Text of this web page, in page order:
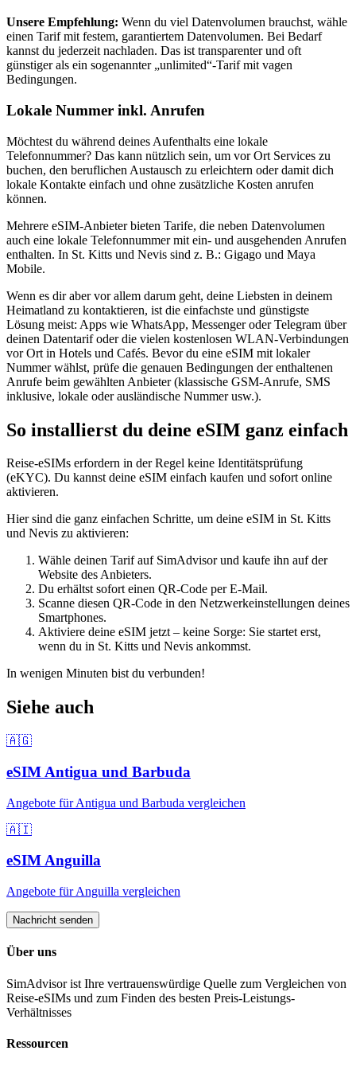
Unsere Empfehlung: Wenn du viel Datenvolumen brauchst, wähle
einen Tarif mit festem, garantiertem Datenvolumen. Bei Bedarf
kannst du jederzeit nachladen. Das ist transparenter und oft
günstiger als ein sogenannter „unlimited“-Tarif mit vagen
Bedingungen.
Lokale Nummer inkl. Anrufen
Möchtest du während deines Aufenthalts eine lokale
Telefonnummer? Das kann nützlich sein, um vor Ort Services zu
buchen, den beruflichen Austausch zu erleichtern oder damit dich
lokale Kontakte einfach und ohne zusätzliche Kosten anrufen
können.
Mehrere eSIM-Anbieter bieten Tarife, die neben Datenvolumen
auch eine lokale Telefonnummer mit ein- und ausgehenden Anrufen
enthalten. In St. Kitts und Nevis sind z. B.: Gigago und Maya
Mobile.
Wenn es dir aber vor allem darum geht, deine Liebsten in deinem
Heimatland zu kontaktieren, ist die einfachste und günstigste
Lösung meist: Apps wie WhatsApp, Messenger oder Telegram über
deinen Datentarif oder die vielen kostenlosen WLAN-Verbindungen
vor Ort in Hotels und Cafés. Bevor du eine eSIM mit lokaler
Nummer wählst, prüfe die genauen Bedingungen der enthaltenen
Anrufe beim gewählten Anbieter (klassische GSM-Anrufe, SMS
inklusive, lokale oder ausländische Nummer usw.).
So installierst du deine eSIM ganz einfach
Reise-eSIMs erfordern in der Regel keine Identitätsprüfung
(eKYC). Du kannst deine eSIM einfach kaufen und sofort online
aktivieren.
Hier sind die ganz einfachen Schritte, um deine eSIM in St. Kitts
und Nevis zu aktivieren:
Wähle deinen Tarif auf SimAdvisor und kaufe ihn auf der
Website des Anbieters.
Du erhältst sofort einen QR-Code per E-Mail.
Scanne diesen QR-Code in den Netzwerkeinstellungen deines
Smartphones.
Aktiviere deine eSIM jetzt – keine Sorge: Sie startet erst,
wenn du in St. Kitts und Nevis ankommst.
In wenigen Minuten bist du verbunden!
Siehe auch
🇦🇬
eSIM Antigua und Barbuda
Angebote fürAntigua und Barbuda vergleichen
🇦🇮
eSIMAnguilla
Angebote fürAnguilla vergleichen
Nachricht senden
Über uns
SimAdvisor ist Ihre vertrauenswürdige Quelle zum Vergleichen von
Reise-eSIMs und zum Finden des besten Preis-Leistungs-
Verhältnisses
Ressourcen